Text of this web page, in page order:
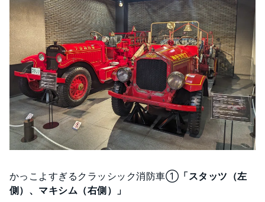
かっこよすぎるクラッシック消防車① 「スタッツ（左
側）、マキシム（右側）」